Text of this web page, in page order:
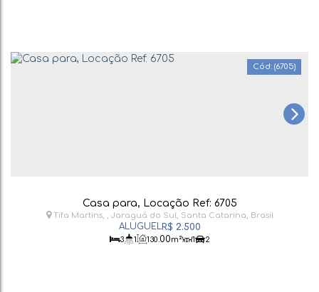
(6705)
Casa para, Locação Ref: 6705
R$ 2.500
Tifa Martins , Jaraguá do Sul, Santa Catarina, Brasil
3 1 130 .00m² 1 2